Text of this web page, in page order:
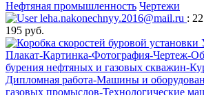
Нефтяная промышленность Чертежи
leha.nakonechnyy.2016@mail.ru :
195 руб.